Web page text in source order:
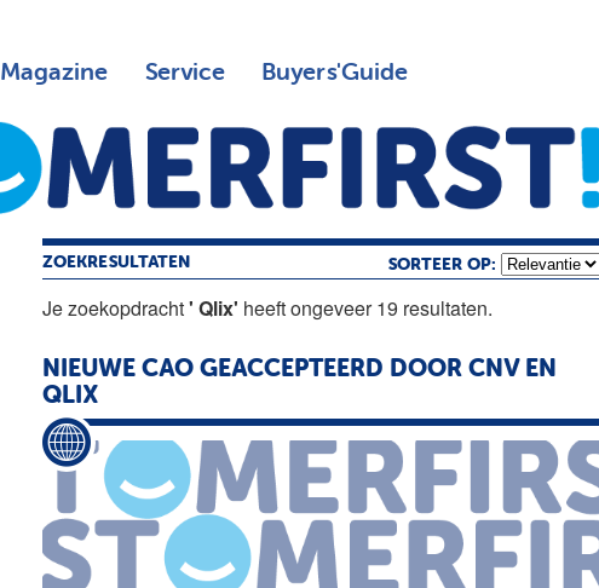
Magazine Service Buyers'Guide
ZOEKRESULTATEN SORTEER OP:
Je zoekopdracht' Qlix' heeft ongeveer 19 resultaten.
NIEUWE CAO GEACCEPTEERD DOOR CNV EN
QLIX